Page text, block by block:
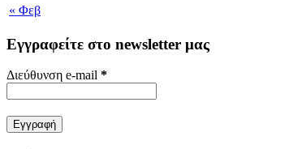
« Φεβ
Εγγραφείτε στο newsletter μας
Διεύθυνση e-mail *